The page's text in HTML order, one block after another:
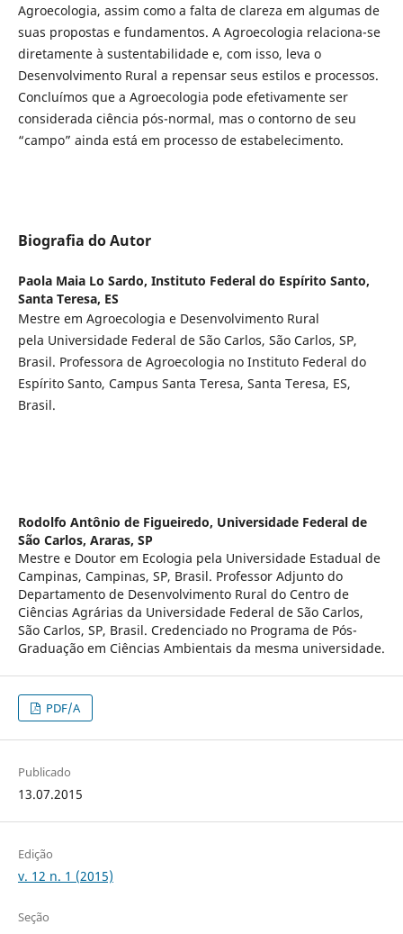
Agroecologia, assim como a falta de clareza em algumas de
suas propostas e fundamentos. A Agroecologia relaciona-se
diretamente à sustentabilidade e, com isso, leva o
Desenvolvimento Rural a repensar seus estilos e processos.
Concluímos que a Agroecologia pode efetivamente ser
considerada ciência pós-normal, mas o contorno de seu
“campo” ainda está em processo de estabelecimento.
Biografia do Autor
Paola Maia Lo Sardo, Instituto Federal do Espírito Santo,
Santa Teresa, ES
Mestre em Agroecologia e Desenvolvimento Rural
pela Universidade Federal de São Carlos, São Carlos, SP,
Brasil. Professora de Agroecologia no Instituto Federal do
Espírito Santo, Campus Santa Teresa, Santa Teresa, ES,
Brasil.
Rodolfo Antônio de Figueiredo, Universidade Federal de
São Carlos, Araras, SP
Mestre e Doutor em Ecologia pela Universidade Estadual de
Campinas, Campinas, SP, Brasil. Professor Adjunto do
Departamento de Desenvolvimento Rural do Centro de
Ciências Agrárias da Universidade Federal de São Carlos,
São Carlos, SP, Brasil. Credenciado no Programa de Pós-
Graduação em Ciências Ambientais da mesma universidade.
PDF/A
Publicado
13.07.2015
Edição
v. 12 n. 1 (2015)
Seção